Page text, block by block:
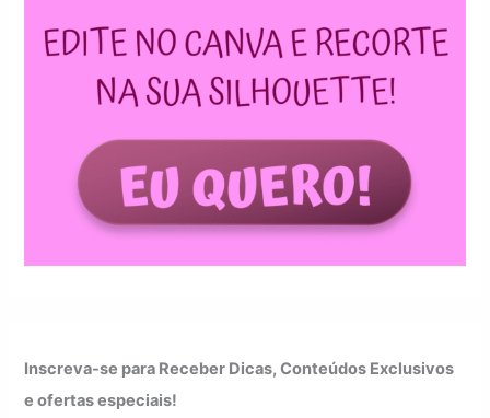
Inscreva-se para Receber Dicas, Conteúdos Exclusivos
e ofertas especiais!